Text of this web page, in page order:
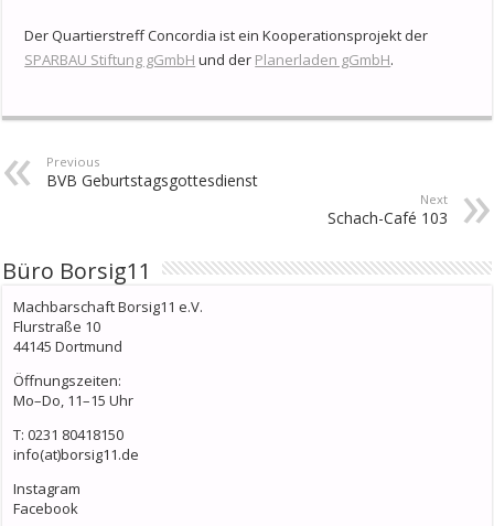
Der Quartierstreff Concordia ist ein Kooperationsprojekt der
SPARBAU Stiftung gGmbH und der Planerladen gGmbH.
Previous
BVB Geburtstagsgottesdienst
Next
Schach-Café 103
Büro Borsig11
Machbarschaft Borsig11 e.V.
Flurstraße 10
44145 Dortmund
Öffnungszeiten:
Mo–Do, 11–15 Uhr
T: 0231 80418150
info(at)borsig11.de
Instagram
Facebook